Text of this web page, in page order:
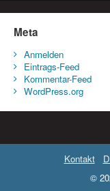
Meta
Anmelden
Eintrags-Feed
Kommentar-Feed
WordPress.org
Kontakt
©